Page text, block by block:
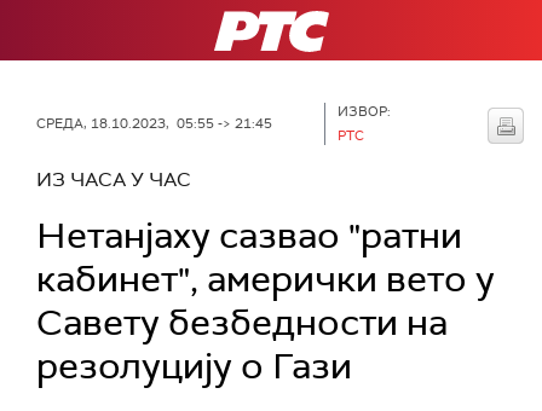
РТС
СРЕДА, 18.10.2023, 05:55 -> 21:45
ИЗВОР:
РТС
ИЗ ЧАСА У ЧАС
Нетанјаху сазвао "ратни
кабинет", амерички вето у
Савету безбедности на
резолуцију о Гази